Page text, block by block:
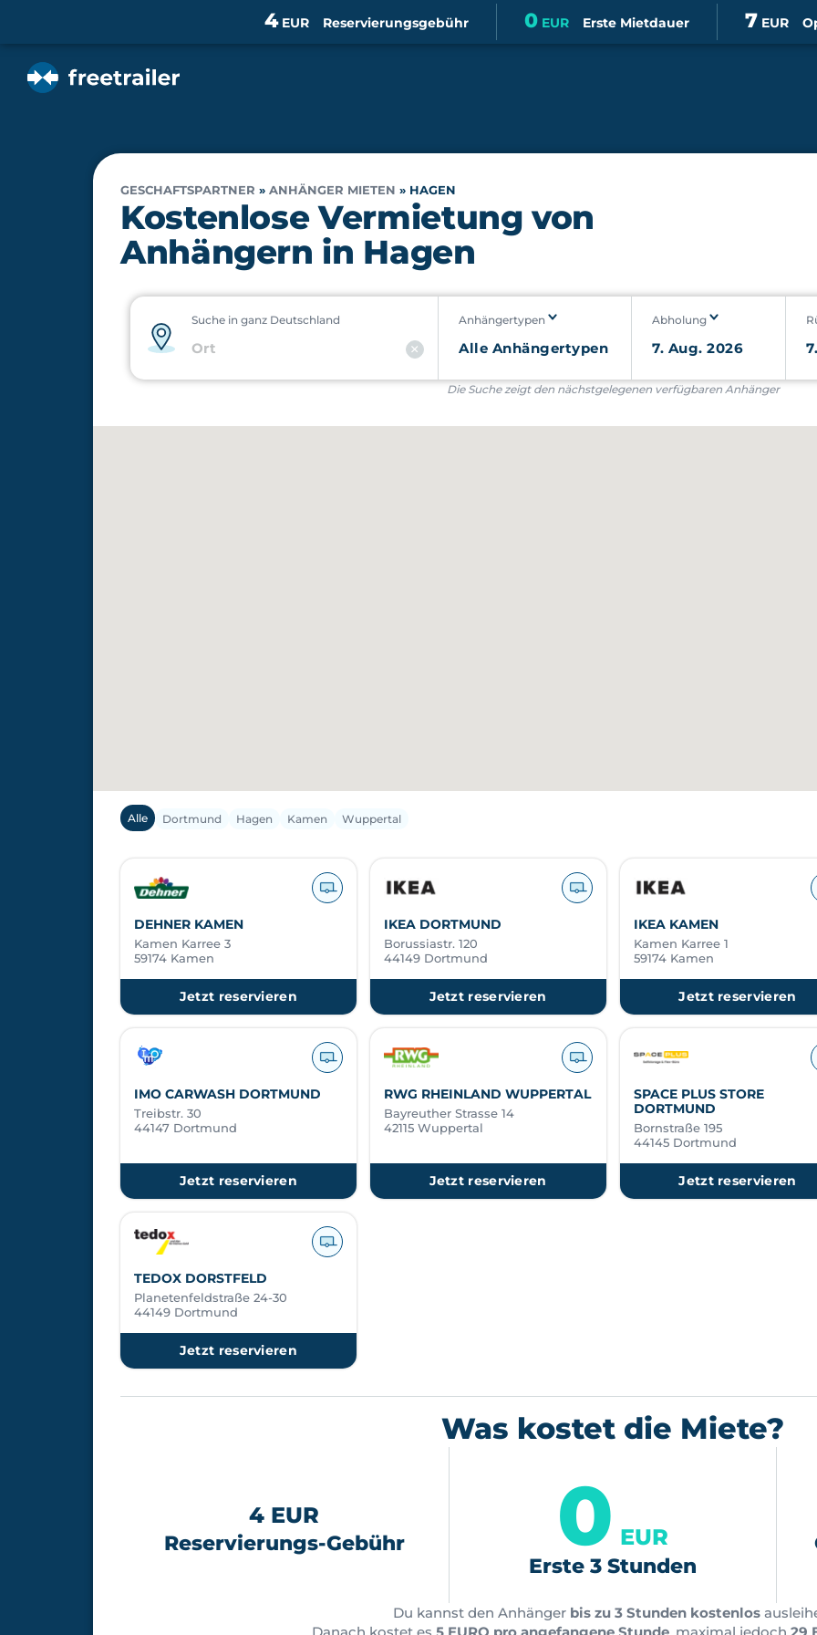
Reservierungsgebühr
4EUR Erste Mietdauer
0EUR 7 EUR
GESCHAFTSPARTNER » ANHÄNGER MIETEN » HAGEN
Kostenlose Vermietung von
Anhängern in Hagen
Suche in ganz Deutschland Anhängertypen Abholung
Die Suche zeigt den nächstgelegenen verfügbaren Anhänger
Alle Dortmund Hagen Kamen Wuppertal
DEHNER KAMEN
Kamen Karree 3
59174 Kamen
Jetzt reservieren
IKEA DORTMUND
Borussiastr. 120
44149 Dortmund
Jetzt reservieren
IKEA KAMEN
Kamen Karree 1
59174 Kamen
Jetzt reservieren
IMO CARWASH DORTMUND
Treibstr. 30
44147 Dortmund
Jetzt reservieren
RWG RHEINLAND WUPPERTAL
Bayreuther Strasse 14
42115 Wuppertal
Jetzt reservieren
SPACE PLUS STORE
DORTMUND
Bornstraße 195
44145 Dortmund
Jetzt reservieren
TEDOX DORSTFELD
Planetenfeldstraße 24-30
44149 Dortmund
Jetzt reservieren
Was kostet die Miete?
4 EUR
Reservierungs-Gebühr 0 EUR
Erste 3 Stunden
Du kannst den Anhänger bis zu 3 Stunden kostenlos